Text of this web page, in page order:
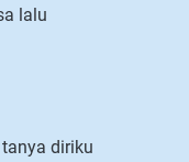
lalu
diriku